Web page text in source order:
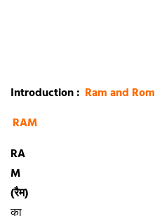
Introduction : Ram and Rom
RAM
RA
M
(रैम)
का